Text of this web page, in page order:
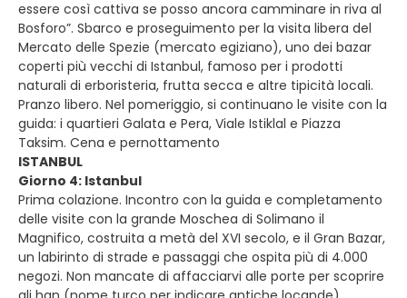
essere così cattiva se posso ancora camminare in riva al
Bosforo”. Sbarco e proseguimento per la visita libera del
Mercato delle Spezie (mercato egiziano), uno dei bazar
coperti più vecchi di Istanbul, famoso per i prodotti
naturali di erboristeria, frutta secca e altre tipicità locali.
Pranzo libero. Nel pomeriggio, si continuano le visite con la
guida: i quartieri Galata e Pera, Viale Istiklal e Piazza
Taksim. Cena e pernottamento
ISTANBUL
Giorno 4: Istanbul
Prima colazione. Incontro con la guida e completamento
delle visite con la grande Moschea di Solimano il
Magnifico, costruita a metà del XVI secolo, e il Gran Bazar,
un labirinto di strade e passaggi che ospita più di 4.000
negozi. Non mancate di affacciarvi alle porte per scoprire